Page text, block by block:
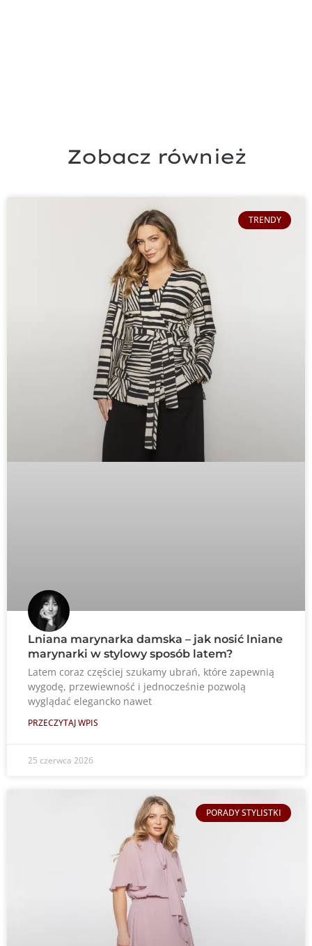
Zobacz również
TRENDY
Lniana marynarka damska – jak nosić lniane
marynarki w stylowy sposób latem?
Latem coraz częściej szukamy ubrań, które zapewnią
wygodę, przewiewność i jednocześnie pozwolą
wyglądać elegancko nawet
PRZECZYTAJ WPIS
25 czerwca 2026
PORADY STYLISTKI